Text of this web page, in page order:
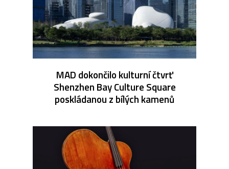
MAD dokončilo kulturní čtvrť
Shenzhen Bay Culture Square
poskládanou z bílých kamenů